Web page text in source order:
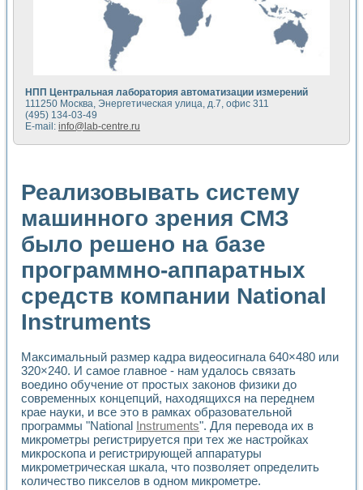
Автоматизированный лабораторный комплекс на базе
Визуализация моделирования и оптимизации тепловой
Виртуальный прибор для исследования функциональных
Исследование возможности создания экономичного
Исследование кинетики движения макрочастиц в
Метод прогнозирования свойств дисперсных продуктов
Недорогая система управления сверхпроводящим
Применение технологий NI в курсе экспериментальной
Расчет переноса аэрозоля и выпадения осадка в
Применение NI VISION для геометрического анализа в
Управление движением с помощью программно -
Определение параметров всплывающих газовых
Система управления асинхронным тиристорным
Лазерный профилометр
Применение средств NATIONAL INSTRUMENTS для
Разработка автоматизированного стенда для
Автоматизированный стенд рентгеновской диагностики
Высокочувствительные оптоэлектронные
Исследование кинетики зарождения и развития
Лабораторный электрический импедансный томограф на
Микрозондовая система для характеризации
Метод траекторий в исследовании
Промышленная автоматизация
Автоматизация технологических процессов получения
Использование систем технического зрения для контроля
Исследование электромагнитных переходных процессов
Применение LabVIEW при разработке обучающих
НПП Центральная лаборатория автоматизации измерений
111250 Москва, Энергетическая улица, д.7, офис 311
(495) 134-03-49
E-mail: info@lab-centre.ru
Реализовывать систему
машинного зрения СМЗ
было решено на базе
программно-аппаратных
средств компании National
Instruments
Максимальный размер кадра видеосигнала 640×480 или
320×240. И самое главное - нам удалось связать
воедино обучение от простых законов физики до
современных концепций, находящихся на переднем
крае науки, и все это в рамках образовательной
программы "National Instruments". Для перевода их в
микрометры регистрируется при тех же настройках
микроскопа и регистрирующей аппаратуры
микрометрическая шкала, что позволяет определить
количество пикселов в одном микрометре.